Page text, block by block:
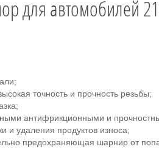
для автомобилей
точность и прочность резьбы;
антифрикционными и
и удаления продуктов износа;
предохраняющая шарнир от